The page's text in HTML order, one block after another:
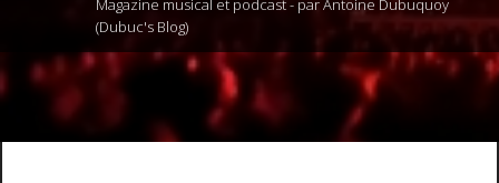
Magazine musical et podcast - par Antoine Dubuquoy
(Dubuc's Blog)